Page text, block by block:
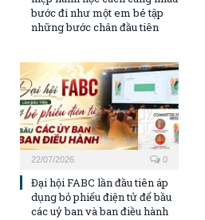
bước đi như một em bé tập
những bước chân đầu tiên
22/07/2026 0
Đại hội FABC lần đầu tiên áp
dụng bỏ phiếu điện tử để bầu
các uỷ ban và ban điều hành